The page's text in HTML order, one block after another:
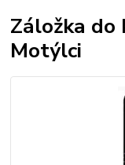
Záložka do
Motýlci